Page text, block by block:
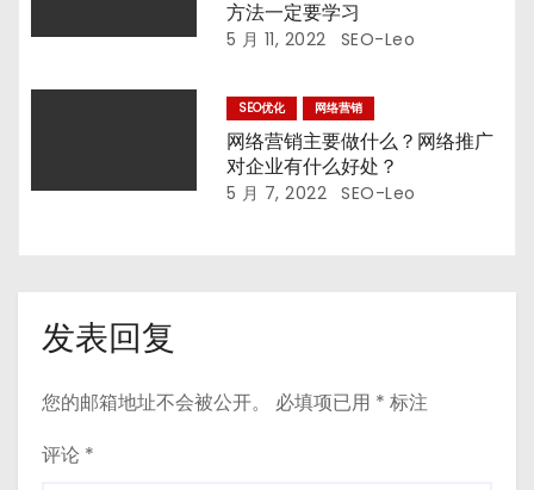
方法一定要学习
5 月 11, 2022 SEO-Leo
SEO优化 网络营销
网络营销主要做什么？网络推广
对企业有什么好处？
5 月 7, 2022 SEO-Leo
发表回复
您的邮箱地址不会被公开。 必填项已用 * 标注
评论 *